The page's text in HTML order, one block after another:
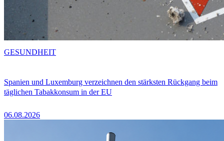
Spanien und Luxemburg verzeichnen den stärksten Rückgang beim
täglichen Tabakkonsum in der EU
06.08.2026
GESUNDHEIT